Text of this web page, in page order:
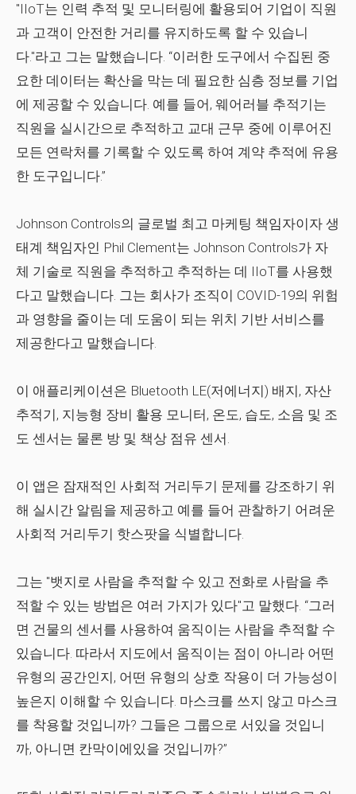
"IIoT는 인력 추적 및 모니터링에 활용되어 기업이 직원
과 고객이 안전한 거리를 유지하도록 할 수 있습니
다."라고 그는 말했습니다. “이러한 도구에서 수집된 중
요한 데이터는 확산을 막는 데 필요한 심층 정보를 기업
에 제공할 수 있습니다. 예를 들어, 웨어러블 추적기는
직원을 실시간으로 추적하고 교대 근무 중에 이루어진
모든 연락처를 기록할 수 있도록 하여 계약 추적에 유용
한 도구입니다.”
Johnson Controls의 글로벌 최고 마케팅 책임자이자 생
태계 책임자인 Phil Clement는 Johnson Controls가 자
체 기술로 직원을 추적하고 추적하는 데 IIoT를 사용했
다고 말했습니다. 그는 회사가 조직이 COVID-19의 위험
과 영향을 줄이는 데 도움이 되는 위치 기반 서비스를
제공한다고 말했습니다.
이 애플리케이션은 Bluetooth LE(저에너지) 배지, 자산
추적기, 지능형 장비 활용 모니터, 온도, 습도, 소음 및 조
도 센서는 물론 방 및 책상 점유 센서.
이 앱은 잠재적인 사회적 거리두기 문제를 강조하기 위
해 실시간 알림을 제공하고 예를 들어 관찰하기 어려운
사회적 거리두기 핫스팟을 식별합니다.
그는 "뱃지로 사람을 추적할 수 있고 전화로 사람을 추
적할 수 있는 방법은 여러 가지가 있다"고 말했다. “그러
면 건물의 센서를 사용하여 움직이는 사람을 추적할 수
있습니다. 따라서 지도에서 움직이는 점이 아니라 어떤
유형의 공간인지, 어떤 유형의 상호 작용이 더 가능성이
높은지 이해할 수 있습니다. 마스크를 쓰지 않고 마스크
를 착용할 것입니까? 그들은 그룹으로 서있을 것입니
까, 아니면 칸막이에있을 것입니까?”